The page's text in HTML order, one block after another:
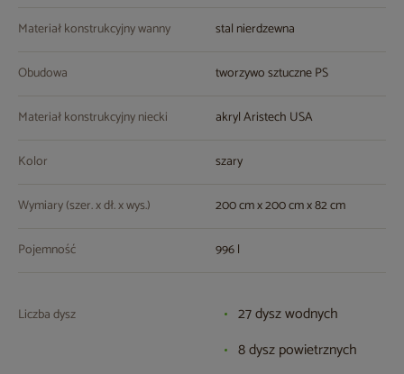
Materiał konstrukcyjny wanny stal nierdzewna
Obudowa tworzywo sztuczne PS
Materiał konstrukcyjny niecki akryl Aristech USA
Kolor szary
Wymiary (szer. x dł. x wys.) 200 cm x 200 cm x 82 cm
Pojemność 996 l
Liczba dysz
27 dysz wodnych
8 dysz powietrznych